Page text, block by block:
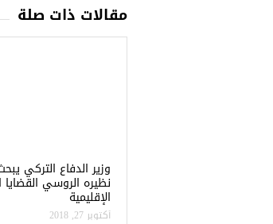
مقالات ذات صلة
وزير الدفاع التركي
نظيره الروسي القضايا
الإقليمية
أكتوبر 27, 2018